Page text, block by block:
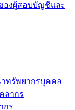
องผู้สอบบัญชีและ
ทรัพยากรบุคคล
ลากร
กร